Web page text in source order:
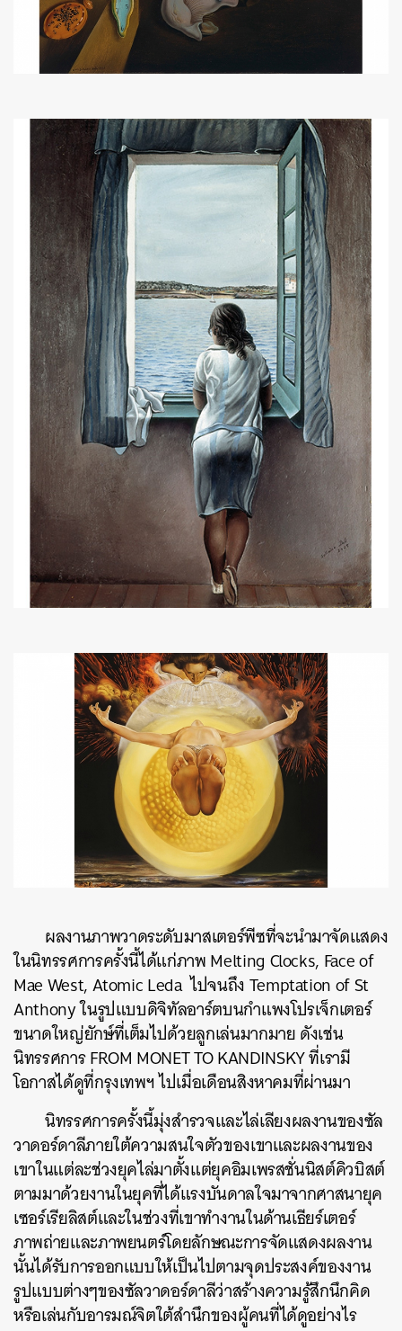
ผลงานภาพวาดระดับมาสเตอร์พีซที่จะนำมาจัดแสดง
ในนิทรรศการครั้งนี้ได้แก่ภาพMelting Clocks, Faceof
MaeWest, AtomicLeda ไปจนถึงTemptation ofSt
Anthonyในรูปแบบดิจิทัลอาร์ตบนกำแพงโปรเจ็กเตอร์
ขนาดใหญ่ยักษ์ที่เต็มไปด้วยลูกเล่นมากมาย ดังเช่น
นิทรรศการFROM MONET TO KANDINSKYที่เรามี
โอกาสได้ดูที่กรุงเทพฯ ไปเมื่อเดือนสิงหาคมที่ผ่านมา
นิทรรศการครั้งนี้มุ่งสำรวจและไล่เลียงผลงานของซัล
วาดอร์ดาลีภายใต้ความสนใจตัวของเขาและผลงานของ
เขาในแต่ละช่วงยุคไล่มาตั้งแต่ยุคอิมเพรสชั่นนิสต์คิวบิสต์
ตามมาด้วยงานในยุคที่ได้แรงบันดาลใจมาจากศาสนายุค
เซอร์เรียลิสต์และในช่วงที่เขาทำงานในด้านเธียร์เตอร์
ภาพถ่ายและภาพยนตร์โดยลักษณะการจัดแสดงผลงาน
นั้นได้รับการออกแบบให้เป็นไปตามจุดประสงค์ของงาน
รูปแบบต่างๆของซัลวาดอร์ดาลีว่าสร้างความรู้สึกนึกคิด
หรือเล่นกับอารมณ์จิตใต้สำนึกของผู้คนที่ได้ดูอย่างไร